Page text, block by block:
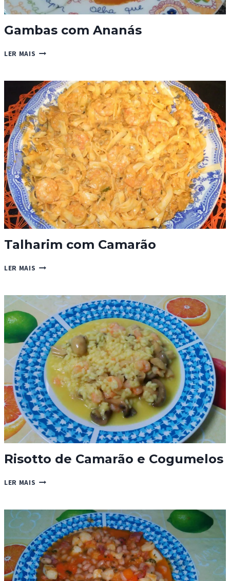
Gambas com Ananás
LER MAIS GAMBAS
Talharim com Camarão
LER MAIS TALHARIM
Risotto de Camarão e Cogumelos
LER MAIS RISOTTO
E
COGUMELOS